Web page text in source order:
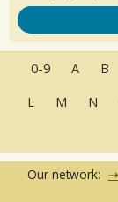
0-9 A B
L
M N
Our network: